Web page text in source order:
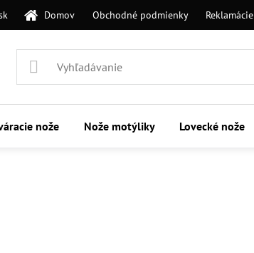
Domov Obchodné podmienky Reklamácie
nože Nože motýliky Lovecké nože